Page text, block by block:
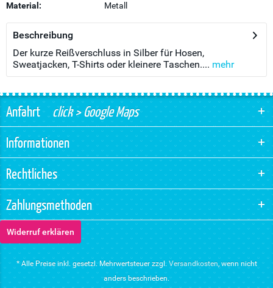
Material:
Metall
Beschreibung
Der kurze Reißverschluss in Silber für Hosen,
Sweatjacken, T-Shirts oder kleinere Taschen.... mehr
Anfahrtclick > Google Maps
Informationen
Rechtliches
Zahlungsmethoden
Widerruf erklären
* Alle Preise inkl. gesetzl. Mehrwertsteuer zzgl. Versandkosten, wenn nicht
anders beschrieben.